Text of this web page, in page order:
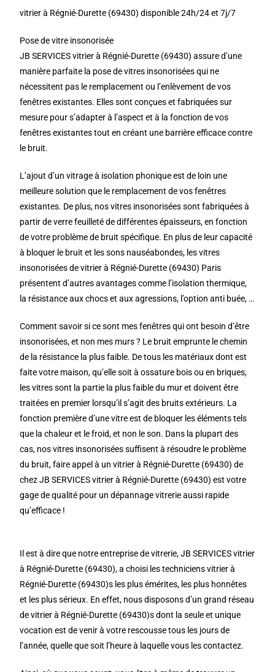
vitrier à Régnié-Durette (69430) disponible 24h/24 et 7j/7
Pose de vitre insonorisée
JB SERVICES vitrier à Régnié-Durette (69430) assure d’une
manière parfaite la pose de vitres insonorisées qui ne
nécessitent pas le remplacement ou l’enlèvement de vos
fenêtres existantes. Elles sont conçues et fabriquées sur
mesure pour s’adapter à l’aspect et à la fonction de vos
fenêtres existantes tout en créant une barrière efficace contre
le bruit.
L’ajout d’un vitrage à isolation phonique est de loin une
meilleure solution que le remplacement de vos fenêtres
existantes. De plus, nos vitres insonorisées sont fabriquées à
partir de verre feuilleté de différentes épaisseurs, en fonction
de votre problème de bruit spécifique. En plus de leur capacité
à bloquer le bruit et les sons nauséabondes, les vitres
insonorisées de vitrier à Régnié-Durette (69430) Paris
présentent d’autres avantages comme l’isolation thermique,
la résistance aux chocs et aux agressions, l’option anti buée, …
Comment savoir si ce sont mes fenêtres qui ont besoin d’être
insonorisées, et non mes murs ? Le bruit emprunte le chemin
de la résistance la plus faible. De tous les matériaux dont est
faite votre maison, qu’elle soit à ossature bois ou en briques,
les vitres sont la partie la plus faible du mur et doivent être
traitées en premier lorsqu’il s’agit des bruits extérieurs. La
fonction première d’une vitre est de bloquer les éléments tels
que la chaleur et le froid, et non le son. Dans la plupart des
cas, nos vitres insonorisées suffisent à résoudre le problème
du bruit, faire appel à un vitrier à Régnié-Durette (69430) de
chez JB SERVICES vitrier à Régnié-Durette (69430) est votre
gage de qualité pour un dépannage vitrerie aussi rapide
qu’efficace !
Il est à dire que notre entreprise de vitrerie, JB SERVICES vitrier
à Régnié-Durette (69430), a choisi les techniciens vitrier à
Régnié-Durette (69430)s les plus émérites, les plus honnêtes
et les plus sérieux. En effet, nous disposons d’un grand réseau
de vitrier à Régnié-Durette (69430)s dont la seule et unique
vocation est de venir à votre rescousse tous les jours de
l’année, quelle que soit l’heure à laquelle vous les contactez.